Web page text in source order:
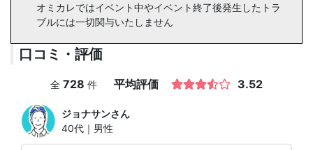
オミカレではイベント中やイベント終了後発生したトラ
ブルには一切関与いたしません
口コミ・評価
全 728 件 平均評価 3.52
ジョナサンさん
40代｜男性